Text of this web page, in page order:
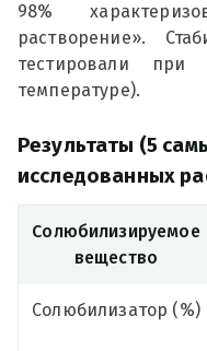
98%
растворение».
тестировали
температуре).
Результаты (5
исследованных
Солюбилизируемое
вещество
Солюбилизатор (%)